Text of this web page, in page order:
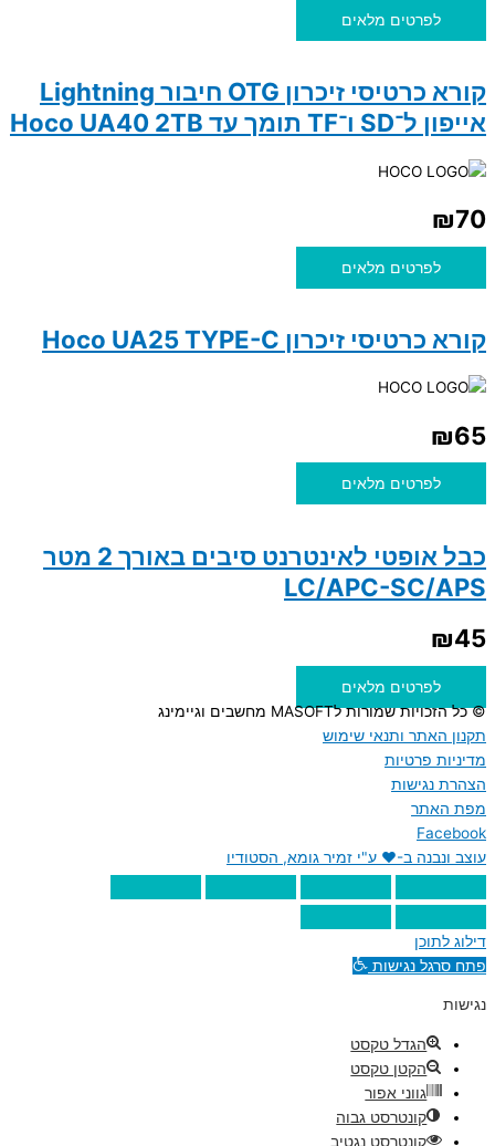
לפרטים מלאים
קורא כרטיסי זיכרון OTG חיבור Lightning
אייפון ל־SD ו־TF תומך עד Hoco UA40 2TB
₪70
לפרטים מלאים
קורא כרטיסי זיכרון Hoco UA25 TYPE-C
₪65
לפרטים מלאים
כבל אופטי לאינטרנט סיבים באורך 2 מטר
LC/APC-SC/APS
₪45
לפרטים מלאים
© כל הזכויות שמורות לMASOFT מחשבים וגיימינג
תקנון האתר ותנאי שימוש
מדיניות פרטיות
הצהרת נגישות
מפת האתר
Facebook
עוצב ונבנה ב-♥︎ ע"י זמיר גומא, הסטודיו
דילוג לתוכן
פתח סרגל נגישות
נגישות
הגדל טקסט
הקטן טקסט
גווני אפור
קונטרסט גבוה
קונטרסט נגטיב